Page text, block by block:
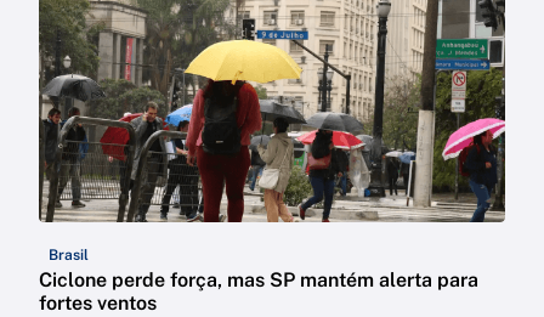
Brasil
Ciclone perde força, mas SP mantém alerta para
fortes ventos